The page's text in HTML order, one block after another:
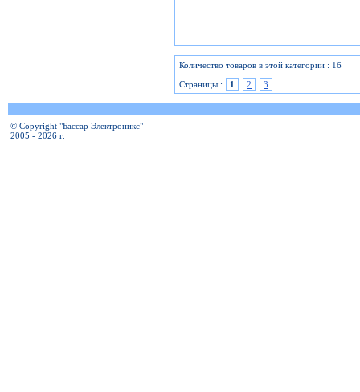
Количество товаров в этой категории : 16
Страницы :
1 2 3
© Copyright "Бассар Электроникс"
2005 - 2026 г.